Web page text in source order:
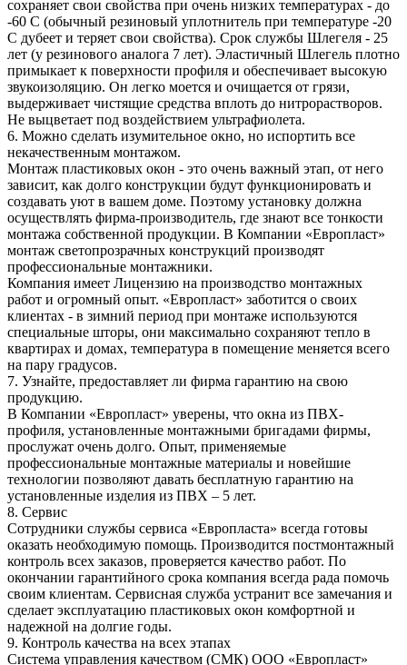
сохраняет свои свойства при очень низких температурах - до
-60 С (обычный резиновый уплотнитель при температуре -20
С дубеет и теряет свои свойства). Срок службы Шлегеля - 25
лет (у резинового аналога 7 лет). Эластичный Шлегель плотно
примыкает к поверхности профиля и обеспечивает высокую
звукоизоляцию. Он легко моется и очищается от грязи,
выдерживает чистящие средства вплоть до нитрорастворов.
Не выцветает под воздействием ультрафиолета.
6. Можно сделать изумительное окно, но испортить все
некачественным монтажом.
Монтаж пластиковых окон - это очень важный этап, от него
зависит, как долго конструкции будут функционировать и
создавать уют в вашем доме. Поэтому установку должна
осуществлять фирма-производитель, где знают все тонкости
монтажа собственной продукции. В Компании «Европласт»
монтаж светопрозрачных конструкций производят
профессиональные монтажники.
Компания имеет Лицензию на производство монтажных
работ и огромный опыт. «Европласт» заботится о своих
клиентах - в зимний период при монтаже используются
специальные шторы, они максимально сохраняют тепло в
квартирах и домах, температура в помещение меняется всего
на пару градусов.
7. Узнайте, предоставляет ли фирма гарантию на свою
продукцию.
В Компании «Европласт» уверены, что окна из ПВХ-
профиля, установленные монтажными бригадами фирмы,
прослужат очень долго. Опыт, применяемые
профессиональные монтажные материалы и новейшие
технологии позволяют давать бесплатную гарантию на
установленные изделия из ПВХ – 5 лет.
8. Сервис
Сотрудники службы сервиса «Европласта» всегда готовы
оказать необходимую помощь. Производится постмонтажный
контроль всех заказов, проверяется качество работ. По
окончании гарантийного срока компания всегда рада помочь
своим клиентам. Сервисная служба устранит все замечания и
сделает эксплуатацию пластиковых окон комфортной и
надежной на долгие годы.
9. Контроль качества на всех этапах
Система управления качеством (СМК) ООО «Европласт»